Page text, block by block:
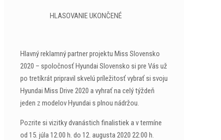
HLASOVANIE UKONČENÉ
Hlavný reklamný partner projektu Miss Slovensko
2020 – spoločnosť Hyundai Slovensko si pre Vás už
po tretíkrát pripravil skvelú príležitosť vybrať si svoju
Hyundai Miss Drive 2020 a vyhrať na celý týždeň
jeden z modelov Hyundai s plnou nádržou.
Pozrite si vizitky dvanástich finalistiek a v termíne
od 15. júla 12:00 h. do 12. augusta 2020 22:00 h.